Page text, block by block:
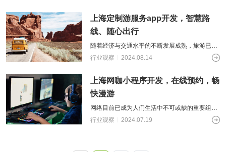
上海定制游服务app开发，智慧路
线、随心出行
随着经济与交通水平的不断发展成熟，旅游已成
为人们首选的放松、领略不同文化的活动方式。
行业观察 2024.08.14
上海网咖小程序开发，在线预约，畅
快漫游
网络目前已成为人们生活中不可或缺的重要组成
部分，虽然几乎大家都有上网设备，但是网咖以
行业观察 2024.07.19